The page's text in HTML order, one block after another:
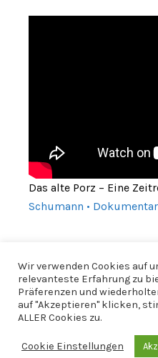
Das alte Porz – Eine
Schumann •
Wir verwenden Cookies auf
relevanteste Erfahrung zu
Präferenzen und
auf "Akzeptieren" klicken,
ALLER Cookies zu.
Cookie Einstellungen